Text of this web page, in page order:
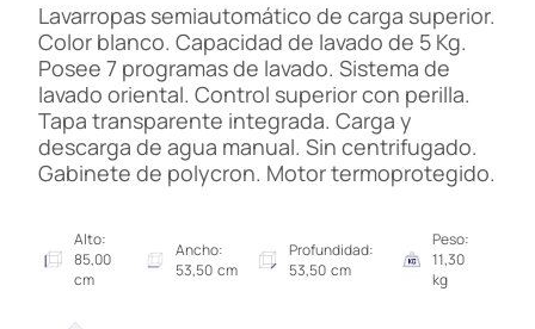
Lavarropas semiautomático de carga superior.
Color blanco. Capacidad de lavado de 5 Kg.
Posee 7 programas de lavado. Sistema de
lavado oriental. Control superior con perilla.
Tapa transparente integrada. Carga y
descarga de agua manual. Sin centrifugado.
Gabinete de polycron. Motor termoprotegido.
Alto:
85,00
cm
Ancho:
53,50 cm
Profundidad:
53,50 cm
Peso:
11,30
kg